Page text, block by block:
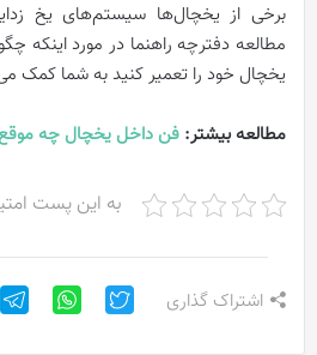
برخی از یخچال‌ها سیستم‌های یخ
مطالعه دفترچه راهنما در مورد اینکه
یخچال خود را تعمیر کنید به شما کمک
مطالعه بیشتر: فن داخل یخچال چه
به این پست
اشتراک گذاری